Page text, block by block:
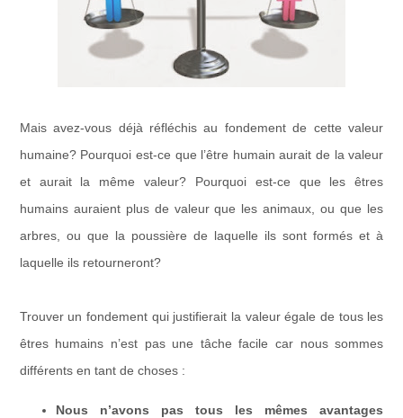
Mais avez-vous déjà réfléchis au fondement de cette valeur
humaine? Pourquoi est-ce que l’être humain aurait de la valeur
et aurait la même valeur? Pourquoi est-ce que les êtres
humains auraient plus de valeur que les animaux, ou que les
arbres, ou que la poussière de laquelle ils sont formés et à
laquelle ils retourneront?
Trouver un fondement qui justifierait la valeur égale de tous les
êtres humains n’est pas une tâche facile car nous sommes
différents en tant de choses :
Nous n’avons pas tous les mêmes avantages